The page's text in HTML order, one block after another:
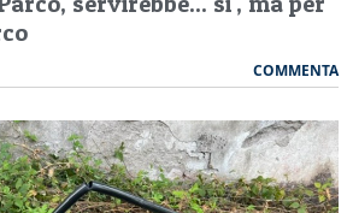
COMMENTA